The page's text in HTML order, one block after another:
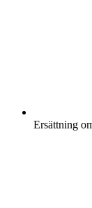
Ersättning